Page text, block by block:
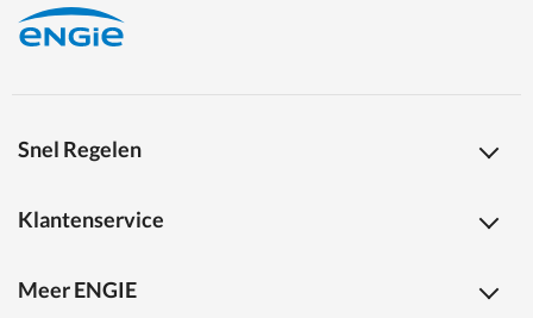
Snel Regelen
Klantenservice
Meer ENGIE